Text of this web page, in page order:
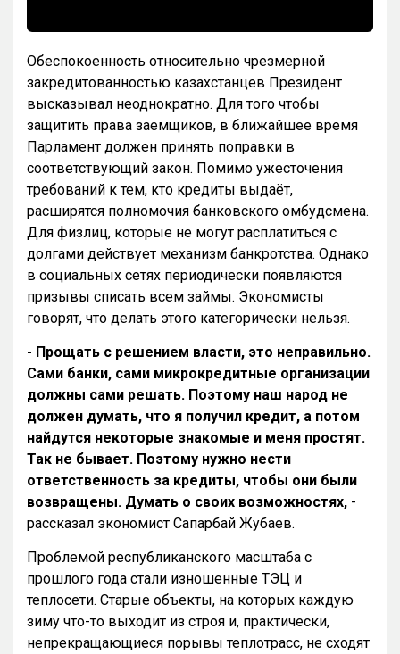
Обеспокоенность относительно чрезмерной
закредитованностью казахстанцев Президент
высказывал неоднократно. Для того чтобы
защитить права заемщиков, в ближайшее время
Парламент должен принять поправки в
соответствующий закон. Помимо ужесточения
требований к тем, кто кредиты выдаёт,
расширятся полномочия банковского омбудсмена.
Для физлиц, которые не могут расплатиться с
долгами действует механизм банкротства. Однако
в социальных сетях периодически появляются
призывы списать всем займы. Экономисты
говорят, что делать этого категорически нельзя.
- Прощать с решением власти, это неправильно.
Сами банки, сами микрокредитные организации
должны сами решать. Поэтому наш народ не
должен думать, что я получил кредит, а потом
найдутся некоторые знакомые и меня простят.
Так не бывает. Поэтому нужно нести
ответственность за кредиты, чтобы они были
возвращены. Думать о своих возможностях, -
рассказал экономист Сапарбай Жубаев.
Проблемой республиканского масштаба с
прошлого года стали изношенные ТЭЦ и
теплосети. Старые объекты, на которых каждую
зиму что-то выходит из строя и, практически,
непрекращающиеся порывы теплотрасс, не сходят